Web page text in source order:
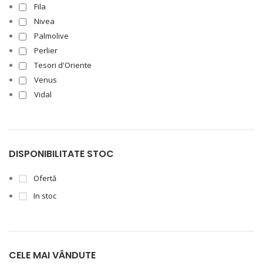
Fila
Nivea
Palmolive
Perlier
Tesori d'Oriente
Venus
Vidal
DISPONIBILITATE STOC
Ofertă
In stoc
CELE MAI VÂNDUTE